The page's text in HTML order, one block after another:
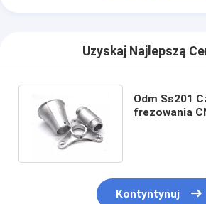
Uzyskaj Najlepszą
Odm Ss201
frezowania
Kontyntynuj